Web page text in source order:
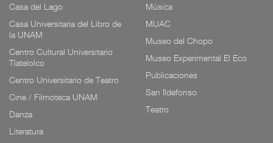
Casa del Lago
Casa Universitaria del Libro de
la UNAM
Centro Cultural Universitario
Tlatelolco
Centro Universitario de Teatro
Cine / Filmoteca UNAM
Danza
Literatura
Música
MUAC
Museo del Chopo
Museo Experimental El Eco
Publicaciones
San Ildefonso
Teatro